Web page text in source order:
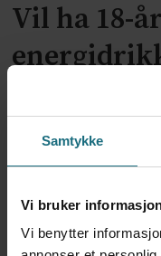
Samtykke
Vi bruker
Vi benytter
Vil ha 18-
ANNONSE KUN FOR
ANNONSE KUN FOR
ANNONSE KUN FOR